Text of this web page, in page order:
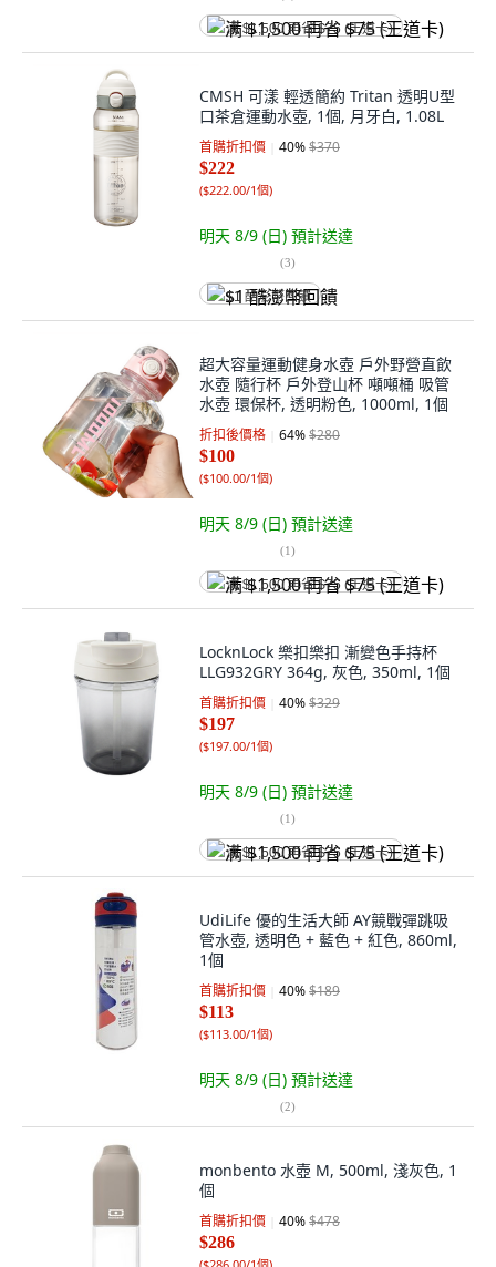
满 $1,500 再省 $75 (王道卡)
CMSH 可漾 輕透簡約 Tritan 透明U型
口茶倉運動水壺, 1個, 月牙白, 1.08L
首購折扣價 40%$370
$222
($222.00/1個)
明天 8/9 (日) 預計送達
(3)
$1 酷澎幣回饋
超大容量運動健身水壺 戶外野營直飲
水壺 隨行杯 戶外登山杯 噸噸桶 吸管
水壺 環保杯, 透明粉色, 1000ml, 1個
折扣後價格 64%$280
$100
($100.00/1個)
明天 8/9 (日) 預計送達
(1)
满 $1,500 再省 $75 (王道卡)
LocknLock 樂扣樂扣 漸變色手持杯
LLG932GRY 364g, 灰色, 350ml, 1個
首購折扣價 40%$329
$197
($197.00/1個)
明天 8/9 (日) 預計送達
(1)
满 $1,500 再省 $75 (王道卡)
UdiLife 優的生活大師 AY競戰彈跳吸
管水壺, 透明色 + 藍色 + 紅色, 860ml,
1個
首購折扣價 40%$189
$113
($113.00/1個)
明天 8/9 (日) 預計送達
(2)
monbento 水壺 M, 500ml, 淺灰色, 1
個
首購折扣價 40%$478
$286